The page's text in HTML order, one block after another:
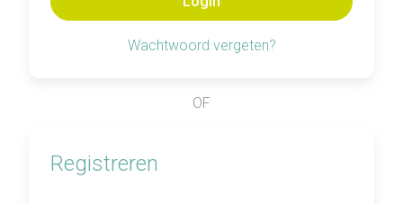
Wachtwoord vergeten?
OF
Registreren